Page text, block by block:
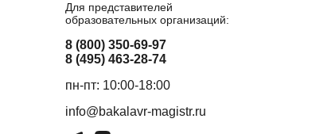
Для представителей
образовательных организаций:
8 (800) 350-69-97
8 (495) 463-28-74
пн-пт: 10:00-18:00
info@bakalavr-magistr.ru